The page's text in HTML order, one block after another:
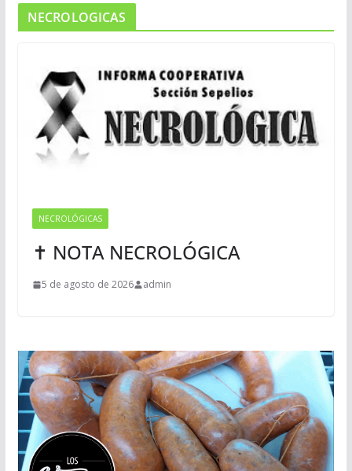
NECROLOGICAS
NECROLÓGICAS
✝ NOTA NECROLÓGICA
5 de agosto de 2026 admin